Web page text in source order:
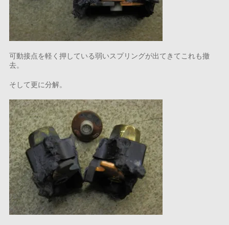
可動接点を軽く押している弱いスプリングが出てきてこれも撤
去。
そして更に分解。